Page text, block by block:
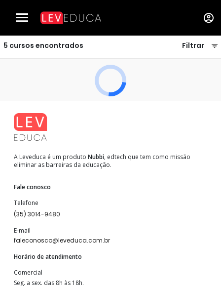
5 cursos encontrados Filtrar
A Leveduca é um produto Nubbi, edtech que tem como missão
eliminar as barreiras da educação.
Fale conosco
Telefone
(35) 3014-9480
E-mail
faleconosco@leveduca.com.br
Horário de atendimento
Comercial
Seg. a sex. das 8h às 18h.